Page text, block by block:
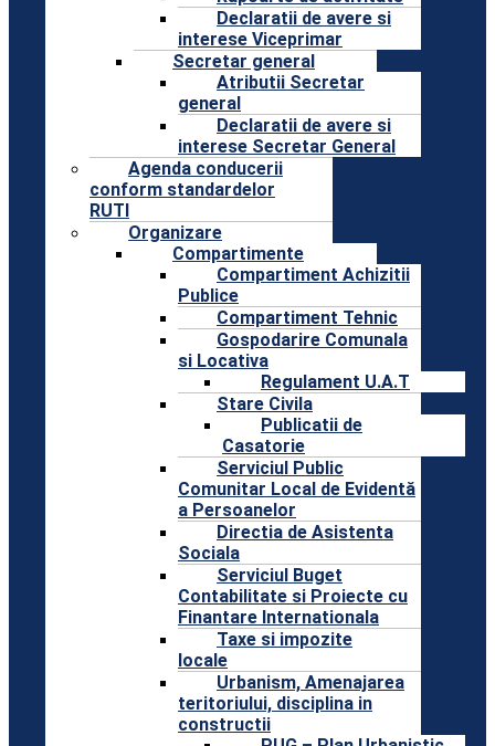
Declaratii de avere si
interese Viceprimar
Secretar general
Atributii Secretar
general
Declaratii de avere si
interese Secretar General
Agenda conducerii
conform standardelor
RUTI
Organizare
Compartimente
Compartiment Achizitii
Publice
Compartiment Tehnic
Gospodarire Comunala
si Locativa
Regulament U.A.T
Stare Civila
Publicatii de
Casatorie
Serviciul Public
Comunitar Local de Evidentă
a Persoanelor
Directia de Asistenta
Sociala
Serviciul Buget
Contabilitate si Proiecte cu
Finantare Internationala
Taxe si impozite
locale
Urbanism, Amenajarea
teritoriului, disciplina in
constructii